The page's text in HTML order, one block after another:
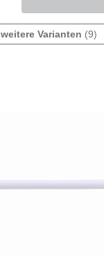
weitere Varianten (9)